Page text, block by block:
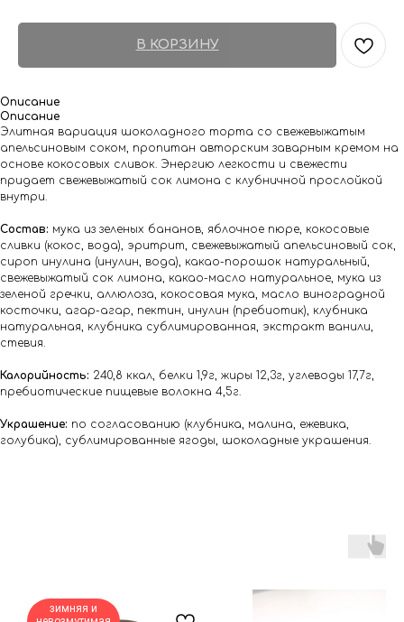
В КОРЗИНУ
Описание
Описание
Элитная вариация шоколадного торта со свежевыжатым
апельсиновым соком, пропитан авторским заварным кремом на
основе кокосовых сливок. Энергию легкости и свежести
придает свежевыжатый сок лимона с клубничной прослойкой
внутри.
Состав: мука из зеленых бананов, яблочное пюре, кокосовые
сливки (кокос, вода), эритрит, свежевыжатый апельсиновый сок,
сироп инулина (инулин, вода), какао-порошок натуральный,
свежевыжатый сок лимона, какао-масло натуральное, мука из
зеленой гречки, аллюлоза, кокосовая мука, масло виноградной
косточки, агар-агар, пектин, инулин (пребиотик), клубника
натуральная, клубника сублимированная, экстракт ванили,
стевия.
Калорийность: 240,8 ккал, белки 1,9г, жиры 12,3г, углеводы 17,7г,
пребиотические пищевые волокна 4,5г.
Украшение: по согласованию (клубника, малина, ежевика,
голубика), сублимированные ягоды, шоколадные украшения.
зимняя и